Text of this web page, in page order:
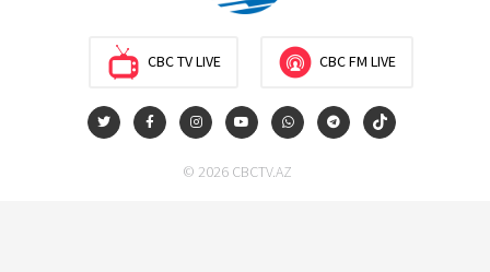
CBC TV LIVE CBC FM LIVE
© 2026 CBCTV.AZ